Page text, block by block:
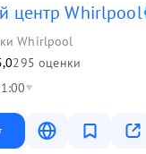
центр Whirlpool
Whirlpool
295 оценки